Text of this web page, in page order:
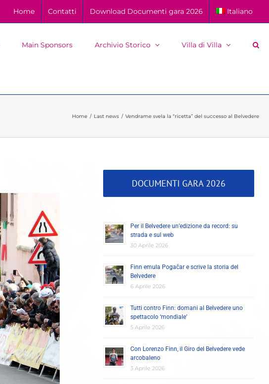
Home Contatti Download Documenti gara 2026 Italiano
Main Sponsors Archivio Storico Villa di Villa
Home Last news Vendrame svela la “ricetta” del successo al Belvedere
DOCUMENTI GARA 2026
Per il Belvedere un’edizione da record: su
strada e sul web
30 Aprile 2026
Finn emula Pogačar e scrive la storia del
Belvedere
6 Aprile 2026
Tutti contro Finn: domani al Belvedere uno
spettacolo ‘mondiale’
5 Aprile 2026
Con Lorenzo Finn, il Giro del Belvedere vede
arcobaleno
3 Aprile 2026